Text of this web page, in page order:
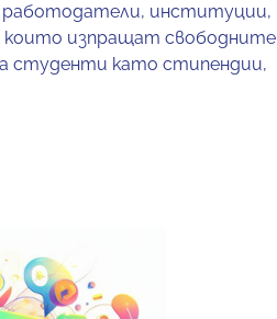
работодатели, институции,
които изпращат свободните
студенти като стипендии,